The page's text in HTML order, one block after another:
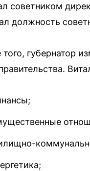
советником
должность
губернатор